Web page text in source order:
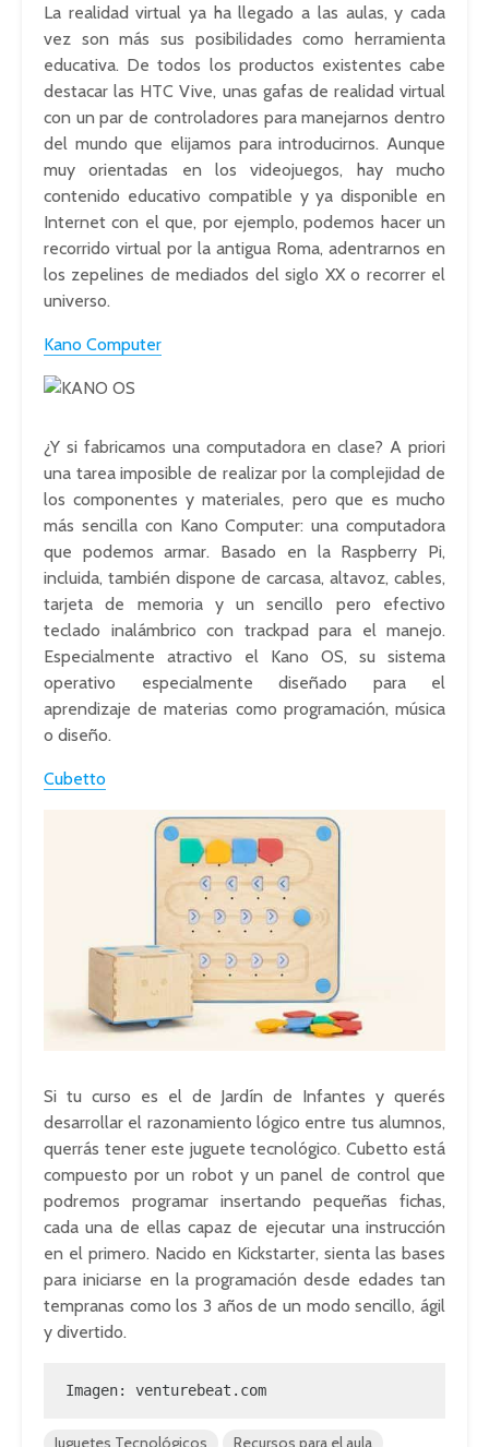
La realidad virtual ya ha llegado a las aulas, y cada
vez son más sus posibilidades como herramienta
educativa. De todos los productos existentes cabe
destacar las HTC Vive, unas gafas de realidad virtual
con un par de controladores para manejarnos dentro
del mundo que elijamos para introducirnos. Aunque
muy orientadas en los videojuegos, hay mucho
contenido educativo compatible y ya disponible en
Internet con el que, por ejemplo, podemos hacer un
recorrido virtual por la antigua Roma, adentrarnos en
los zepelines de mediados del siglo XX o recorrer el
universo.
Kano Computer
¿Y si fabricamos una computadora en clase? A priori
una tarea imposible de realizar por la complejidad de
los componentes y materiales, pero que es mucho
más sencilla con Kano Computer: una computadora
que podemos armar. Basado en la Raspberry Pi,
incluida, también dispone de carcasa, altavoz, cables,
tarjeta de memoria y un sencillo pero efectivo
teclado inalámbrico con trackpad para el manejo.
Especialmente atractivo el Kano OS, su sistema
operativo especialmente diseñado para el
aprendizaje de materias como programación, música
o diseño.
Cubetto
Si tu curso es el de Jardín de Infantes y querés
desarrollar el razonamiento lógico entre tus alumnos,
querrás tener este juguete tecnológico. Cubetto está
compuesto por un robot y un panel de control que
podremos programar insertando pequeñas fichas,
cada una de ellas capaz de ejecutar una instrucción
en el primero. Nacido en Kickstarter, sienta las bases
para iniciarse en la programación desde edades tan
tempranas como los 3 años de un modo sencillo, ágil
y divertido.
Imagen: venturebeat.com
Juguetes Tecnológicos Recursos para el aula